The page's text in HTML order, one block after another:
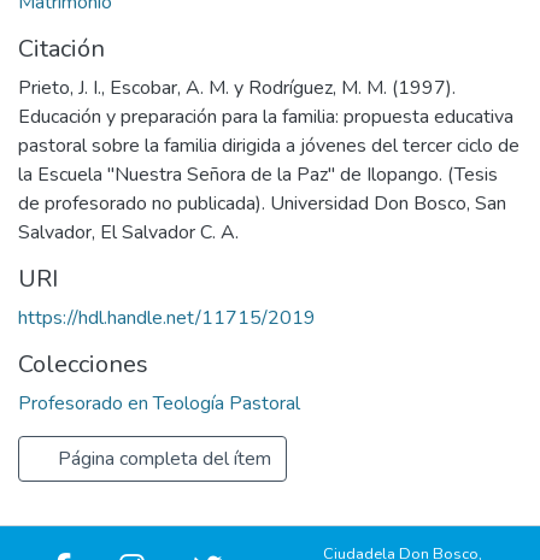
Citación
Prieto, J. I., Escobar, A. M. y Rodríguez, M. M. (1997).
Educación y preparación para la familia: propuesta educativa
pastoral sobre la familia dirigida a jóvenes del tercer ciclo de
la Escuela "Nuestra Señora de la Paz" de Ilopango. (Tesis
de profesorado no publicada). Universidad Don Bosco, San
Salvador, El Salvador C. A.
URI
https://hdl.handle.net/11715/2019
Colecciones
Profesorado en Teología Pastoral
Página completa del ítem
Ciudadela Don Bosco,